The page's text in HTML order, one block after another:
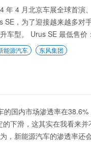
年 4 月北京车展全球首演
，为了迎接越来越多对
车型。 Urus SE 最低售价
能源汽车 东风集团
国内市场渗透率在
下滑，这其实在我看来
，新能源汽车的渗透率还